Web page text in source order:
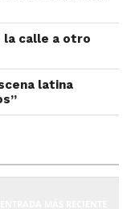
la calle a otro
latina